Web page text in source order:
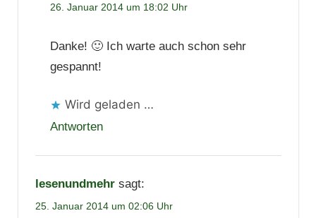
26. Januar 2014 um 18:02 Uhr
Danke! 🙂 Ich warte auch schon sehr
gespannt!
Wird geladen …
Antworten
lesenundmehr sagt:
25. Januar 2014 um 02:06 Uhr